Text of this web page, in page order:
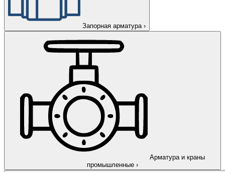
Запорная арматура ›
Арматура и краны
промышленные ›